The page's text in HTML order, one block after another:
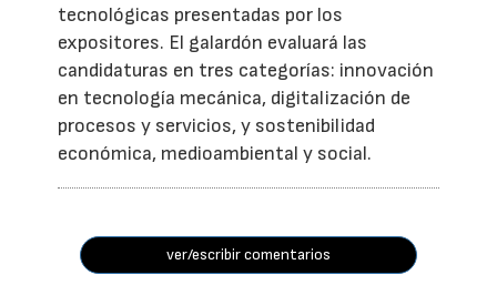
tecnológicas presentadas por los
expositores. El galardón evaluará las
candidaturas en tres categorías: innovación
en tecnología mecánica, digitalización de
procesos y servicios, y sostenibilidad
económica, medioambiental y social.
ver/escribir comentarios